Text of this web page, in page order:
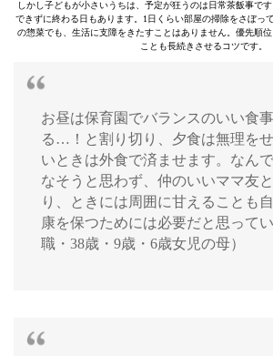
しかし子どもが小さいうちは、予定が狂うのは日常茶飯事で
できずに終わる日もあります。1日くらい部屋の掃除をさぼっ
の惣菜でも、生活に支障をきたすことはありません。優先順位
ことも長続きさせるコツです。
お昼は保育園でバランスのいい食
る…！と割り切り、夕食は無理を
いときは外食で済ませます。なん
なそうと思わず、仲のいいママ友
り、ときには周囲に甘えることも
康を保つためには必要だと思って
職・38歳・9歳・6歳女児の母）